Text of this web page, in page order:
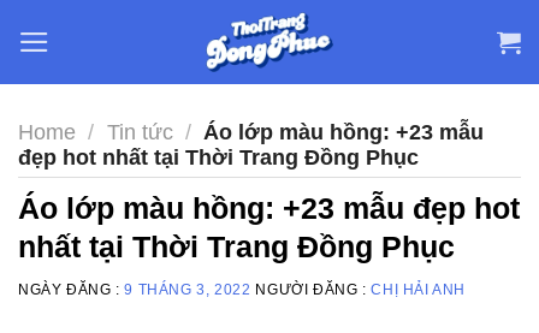
content
Home / Tin tức / Áo lớp màu hồng: +23 mẫu
đẹp hot nhất tại Thời Trang Đồng Phục
Áo lớp màu hồng: +23 mẫu đẹp hot
nhất tại Thời Trang Đồng Phục
NGÀY ĐĂNG :9 THÁNG 3, 2022 NGƯỜI ĐĂNG :CHỊ HẢI ANH